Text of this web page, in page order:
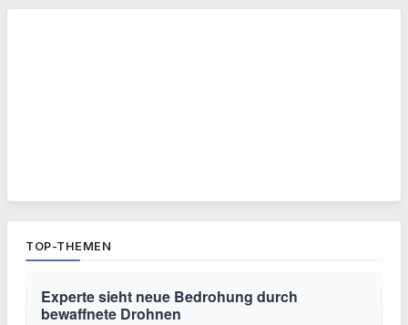
TOP-THEMEN
Experte sieht neue Bedrohung durch
bewaffnete Drohnen